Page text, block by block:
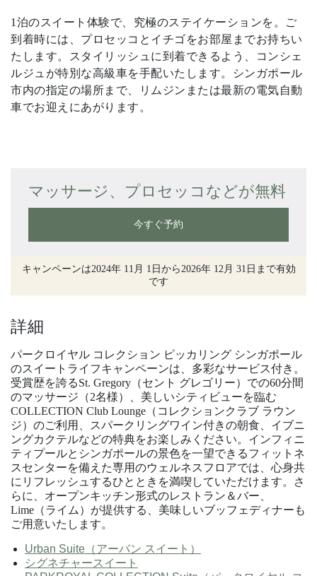
1泊のスイート体験で、究極のステイケーションを。ご
到着時には、プロセッコとイチゴをお部屋までお持ちい
たします。スタイリッシュに到着できるよう、コンシェ
ルジュが特別な高級車を手配いたします。シンガポール
市内の指定の場所まで、リムジンまたは最新の電気自動
車でお迎えにあがります。
マッサージ、プロセッコなどが無料
今すぐ予約
キャンペーンは2024年 11月 1日から2026年 12月 31日まで有効
です
詳細
パークロイヤル コレクション ピッカリング シンガポール
のスイートライフキャンペーンは、多彩なサービス付き。
受賞歴を誇るSt. Gregory（セント グレゴリー）での60分間
のマッサージ（2名様）、美しいシティビューを臨む
COLLECTION Club Lounge（コレクションクラブ ラウン
ジ）のご利用、スパークリングワイン付きの朝食、イブニ
ングカクテルなどの特典をお楽しみください。インフィニ
ティプールとシンガポールの景色を一望できるフィットネ
スセンターを備えた専用のウェルネスフロアでは、心身共
にリフレッシュするひとときを満喫していただけます。さ
らに、オープンキッチン形式のレストラン＆バー、
Lime（ライム）が提供する、美味しいブッフェディナーも
ご用意いたします。
Urban Suite（アーバン スイート）
シグネチャースイート